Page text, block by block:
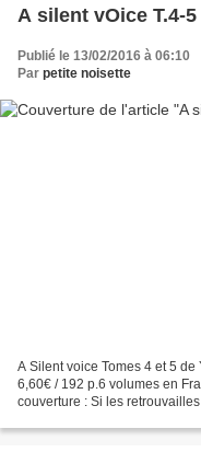
A silent vOice T.4-5
Publié le 13/02/2016 à 06:10
Par petite noisette
A Silent voice Tomes 4 et 5
6,60€ / 192 p.6 volumes en
couverture : Si les